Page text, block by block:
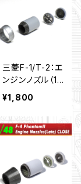
三菱F-1/T-2：エ
ンジンノズル（1/
48）
¥1,800